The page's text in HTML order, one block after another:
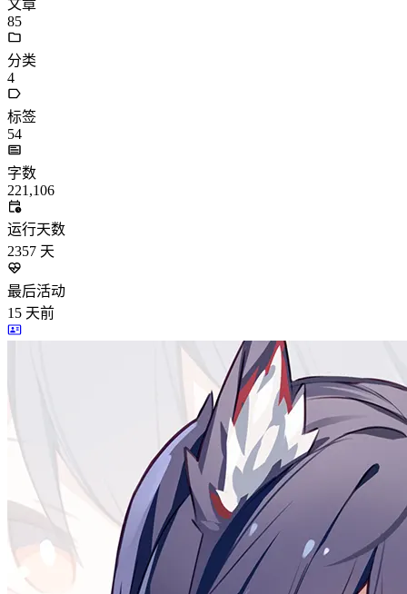
文章
85
分类
4
标签
54
字数
221,106
运行天数
2357 天
最后活动
15 天前